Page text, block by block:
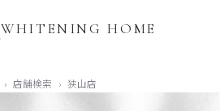
WHITENING HOME
› 店舗検索 › 狭山店